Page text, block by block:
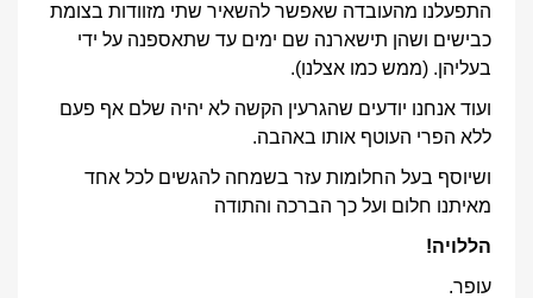
התפעלנו מהעובדה שאפשר להשאיר שתי מזוודות בצומת
כבישים ושהן תישארנה שם ימים עד שתאספנה על ידי
בעליהן. (ממש כמו אצלנו).
ועוד אנחנו יודעים שהגרעין הקשה לא יהיה שלם אף פעם
ללא הפרי העוטף אותו באהבה.
ושיוסף בעל החלומות עזר בשמחה להגשים לכל אחד
מאיתנו חלום ועל כך הברכה והתודה
הללויה!
עופר.